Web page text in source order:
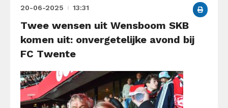
20-06-2025 13:31
Twee wensen uit Wensboom SKB
komen uit: onvergetelijke avond bij
FC Twente